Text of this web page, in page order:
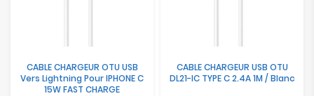
CABLE CHARGEUR OTU USB
Vers Lightning Pour IPHONE C
15W FAST CHARGE
CABLE CHARGEUR USB OTU
DL21-IC TYPE C 2.4A 1M / Blanc